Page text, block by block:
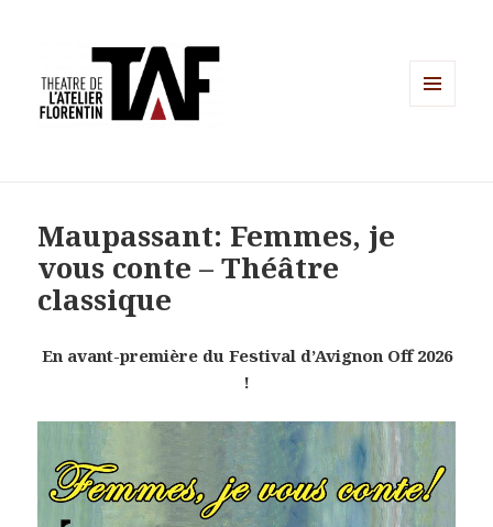
Maupassant: Femmes, je
vous conte – Théâtre
classique
En avant-première du Festival d’Avignon Off 2026
!